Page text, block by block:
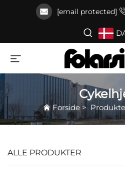
[email protected]
Forside >
ALLE PRODUKTER